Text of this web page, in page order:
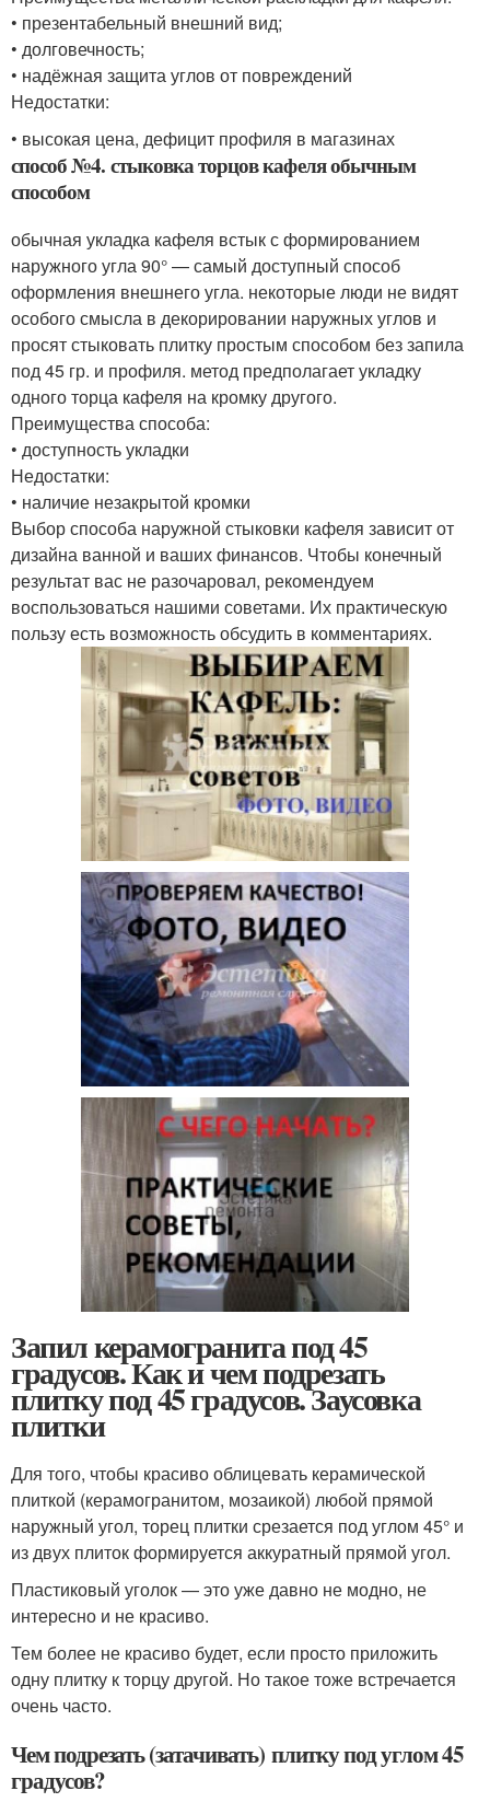
• презентабельный внешний вид;
• долговечность;
• надёжная защита углов от повреждений
Недостатки:
• высокая цена, дефицит профиля в магазинах
способ №4. стыковка торцов кафеля обычным
способом
обычная укладка кафеля встык с формированием
наружного угла 90° — самый доступный способ
оформления внешнего угла. некоторые люди не видят
особого смысла в декорировании наружных углов и
просят стыковать плитку простым способом без запила
под 45 гр. и профиля. метод предполагает укладку
одного торца кафеля на кромку другого.
Преимущества способа:
• доступность укладки
Недостатки:
• наличие незакрытой кромки
Выбор способа наружной стыковки кафеля зависит от
дизайна ванной и ваших финансов. Чтобы конечный
результат вас не разочаровал, рекомендуем
воспользоваться нашими советами. Их практическую
пользу есть возможность обсудить в комментариях.
Запил керамогранита под 45
градусов. Как и чем подрезать
плитку под 45 градусов. Заусовка
плитки
Для того, чтобы красиво облицевать керамической
плиткой (керамогранитом, мозаикой) любой прямой
наружный угол, торец плитки срезается под углом 45° и
из двух плиток формируется аккуратный прямой угол.
Пластиковый уголок — это уже давно не модно, не
интересно и не красиво.
Тем более не красиво будет, если просто приложить
одну плитку к торцу другой. Но такое тоже встречается
очень часто.
Чем подрезать (затачивать) плитку под углом 45
градусов?